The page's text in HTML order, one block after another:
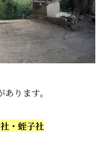
ります。
・蛭子社